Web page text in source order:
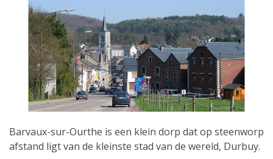
Barvaux-sur-Ourthe is een klein dorp dat op steenworp
afstand ligt van de kleinste stad van de wereld, Durbuy.